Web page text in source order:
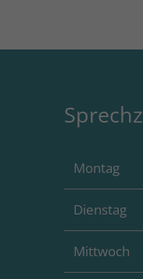
Montag
Dienstag
Mittwoch